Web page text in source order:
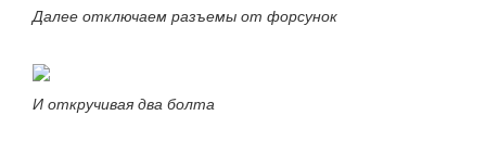
Далее отключаем разъемы от форсунок
И откручивая два болта